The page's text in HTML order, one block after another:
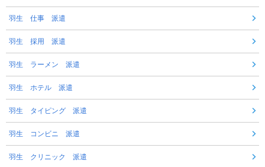
羽生 仕事 派遣
羽生 採用 派遣
羽生 ラーメン 派遣
羽生 ホテル 派遣
羽生 タイピング 派遣
羽生 コンビニ 派遣
羽生 クリニック 派遣